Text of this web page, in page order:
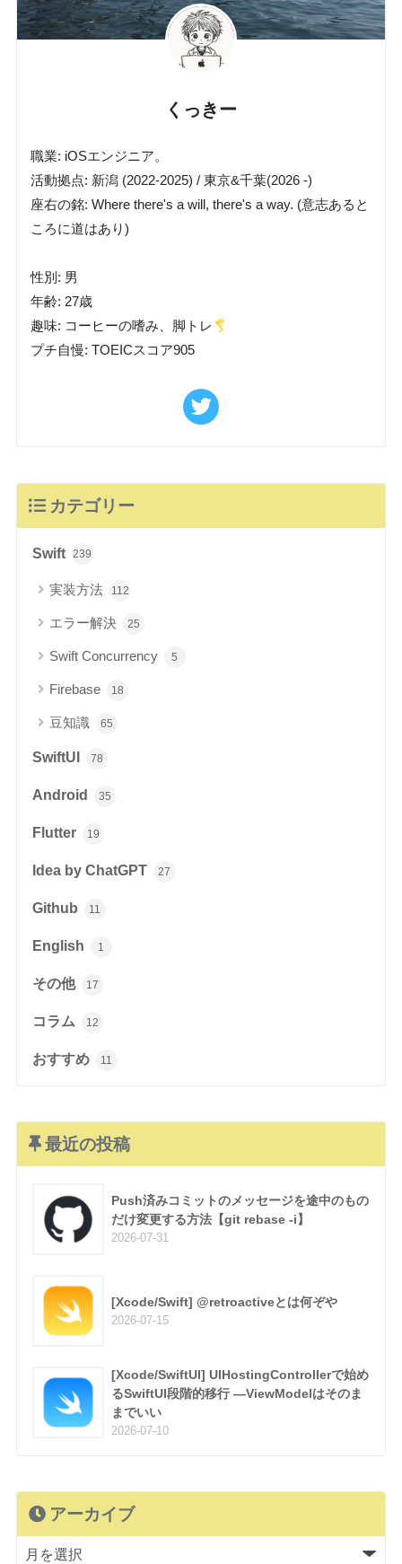
くっきー
職業: iOSエンジニア。
活動拠点: 新潟 (2022-2025) / 東京&千葉(2026 -)
座右の銘: Where there's a will, there's a way. (意志あると
ころに道はあり)
性別: 男
年齢: 27歳
趣味: コーヒーの嗜み、脚トレ
プチ自慢: TOEICスコア905
カテゴリー
Swift 239
実装方法 112
エラー解決 25
Swift Concurrency 5
Firebase 18
豆知識 65
SwiftUI 78
Android 35
Flutter 19
Idea by ChatGPT 27
Github 11
English 1
その他 17
コラム 12
おすすめ 11
最近の投稿
Push済みコミットのメッセージを途中のもの
だけ変更する方法【git rebase -i】
2026-07-31
[Xcode/Swift] @retroactiveとは何ぞや
2026-07-15
[Xcode/SwiftUI] UIHostingControllerで始め
るSwiftUI段階的移行 —ViewModelはそのま
までいい
2026-07-10
アーカイブ